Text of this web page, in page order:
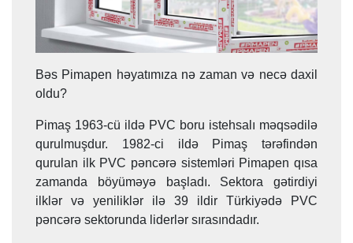
Bəs Pimapen həyatımıza nə zaman və necə daxil
oldu?
Pimaş 1963-cü ildə PVC boru istehsalı məqsədilə
qurulmuşdur. 1982-ci ildə Pimaş tərəfindən
qurulan ilk PVC pəncərə sistemləri Pimapen qısa
zamanda böyüməyə başladı. Sektora gətirdiyi
ilklər və yeniliklər ilə 39 ildir Türkiyədə PVC
pəncərə sektorunda liderlər sırasındadır.